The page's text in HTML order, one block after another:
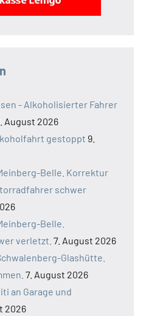
- Alkoholisierter Fahrer
August 2026
gestoppt 9.
Belle. Korrektur
schwer
Belle.
verletzt. 7. August 2026
Glashütte.
7. August 2026
an Garage und
2026